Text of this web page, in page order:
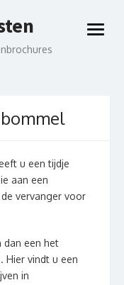
open
u een tijdje
aan een
vervanger voor
dan een het
Hier vindt u een
in